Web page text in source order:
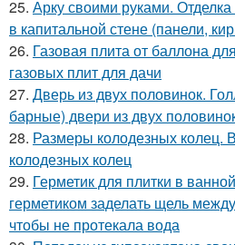
25. Арку своими руками.
в капитальной стене (панели,
26. Газовая плита от баллона
газовых плит для дачи
27. Дверь из двух половинок.
барные) двери из двух
28. Размеры колодезных колец.
колодезных колец
29. Герметик для плитки в
герметиком заделать щель
чтобы не протекала вода